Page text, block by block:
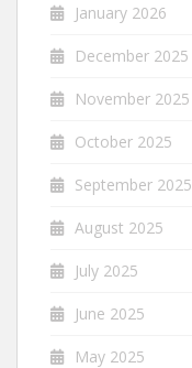
January 2026
December 2025
November 2025
October 2025
September 2025
August 2025
July 2025
June 2025
May 2025